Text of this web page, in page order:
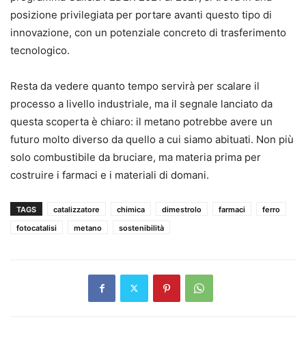
posizione privilegiata per portare avanti questo tipo di
innovazione, con un potenziale concreto di trasferimento
tecnologico.
Resta da vedere quanto tempo servirà per scalare il
processo a livello industriale, ma il segnale lanciato da
questa scoperta è chiaro: il metano potrebbe avere un
futuro molto diverso da quello a cui siamo abituati. Non più
solo combustibile da bruciare, ma materia prima per
costruire i farmaci e i materiali di domani.
TAGS catalizzatore chimica dimestrolo farmaci
ferro
fotocatalisi
metano sostenibilità